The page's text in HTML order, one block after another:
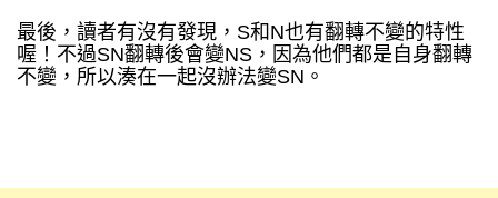
最後，讀者有沒有發現，S和N也有翻轉不變的特性
喔！不過SN翻轉後會變NS，因為他們都是自身翻轉
不變，所以湊在一起沒辦法變SN。